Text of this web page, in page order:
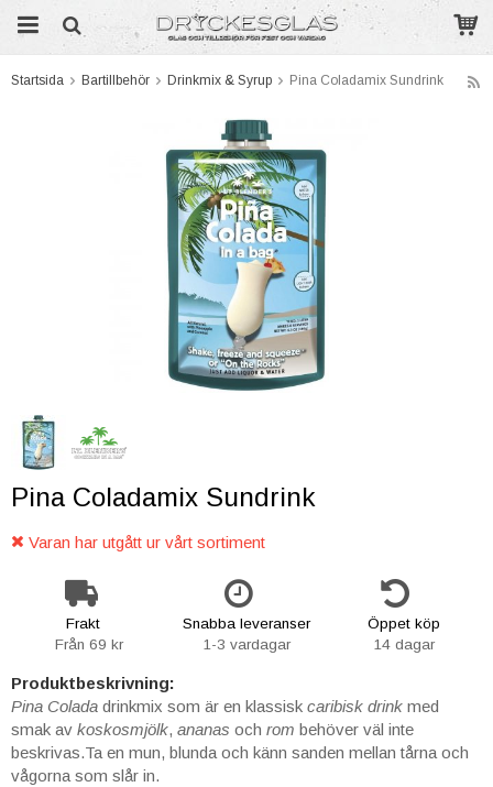
Startsida Bartillbehör Drinkmix & Syrup Pina Coladamix Sundrink
Pina Coladamix Sundrink
Varan har utgått ur vårt sortiment
Frakt
Från 69 kr
Snabba leveranser
1-3 vardagar
Öppet köp
14 dagar
Produktbeskrivning:
Pina Colada drinkmix som är en klassisk caribisk drink med
smak av koskosmjölk, ananas och rom behöver väl inte
beskrivas.Ta en mun, blunda och känn sanden mellan tårna och
vågorna som slår in.